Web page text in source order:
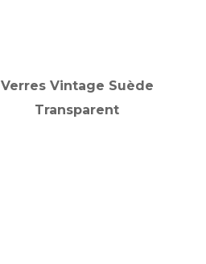
Verres Vintage Suède
Transparent